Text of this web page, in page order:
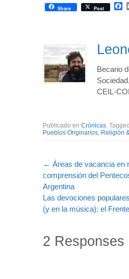
Share Post
Becario
CEIL-
Publicado en Crónicas.
Pueblos Originarios, Religión
← Áreas de vacancia en
comprensión del
Argentina
Las devociones
(y en la música): el
2 Responses